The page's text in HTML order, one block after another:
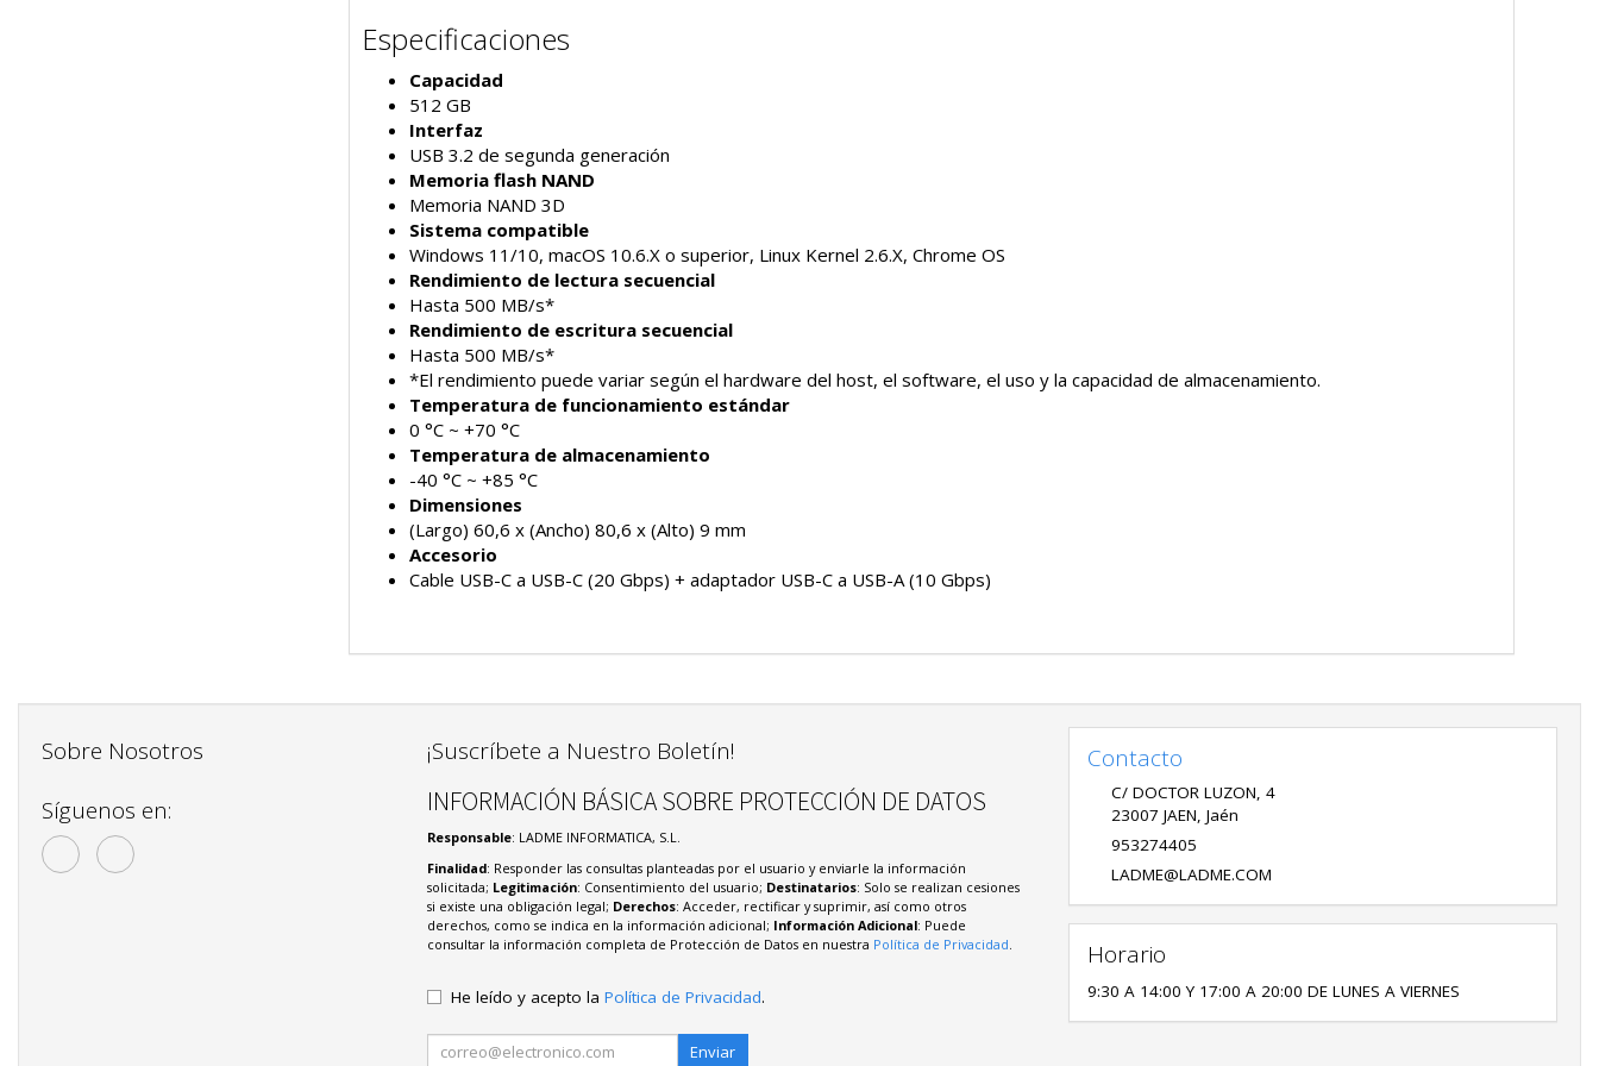
Especificaciones
Capacidad
512 GB
Interfaz
USB 3.2 de segunda generación
Memoria flash NAND
Memoria NAND 3D
Sistema compatible
Windows 11/10, macOS 10.6.X o superior, Linux Kernel 2.6.X, Chrome OS
Rendimiento de lectura secuencial
Hasta 500 MB/s*
Rendimiento de escritura secuencial
Hasta 500 MB/s*
*El rendimiento puede variar según el hardware del host, el software, el uso y la capacidad de almacenamiento.
Temperatura de funcionamiento estándar
0 °C ~ +70 °C
Temperatura de almacenamiento
-40 °C ~ +85 °C
Dimensiones
(Largo) 60,6 x (Ancho) 80,6 x (Alto) 9 mm
Accesorio
Cable USB-C a USB-C (20 Gbps) + adaptador USB-C a USB-A (10 Gbps)
Sobre Nosotros
Síguenos en:
¡Suscríbete a Nuestro Boletín!
INFORMACIÓN BÁSICA SOBRE PROTECCIÓN DE DATOS
Responsable: LADME INFORMATICA, S.L.
Finalidad: Responder las consultas planteadas por el usuario y enviarle la información
solicitada; Legitimación: Consentimiento del usuario; Destinatarios: Solo se realizan cesiones
si existe una obligación legal; Derechos: Acceder, rectificar y suprimir, así como otros
derechos, como se indica en la información adicional; Información Adicional: Puede
consultar la información completa de Protección de Datos en nuestra Política de Privacidad.
He leído y acepto la Política de Privacidad.
Enviar
Contacto
C/ DOCTOR LUZON, 4
23007 JAEN, Jaén
953274405
LADME@LADME.COM
Horario
9:30 A 14:00 Y 17:00 A 20:00 DE LUNES A VIERNES